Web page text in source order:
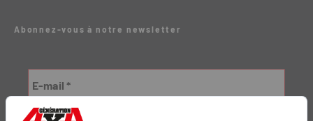
Abonnez-vous à notre newsletter